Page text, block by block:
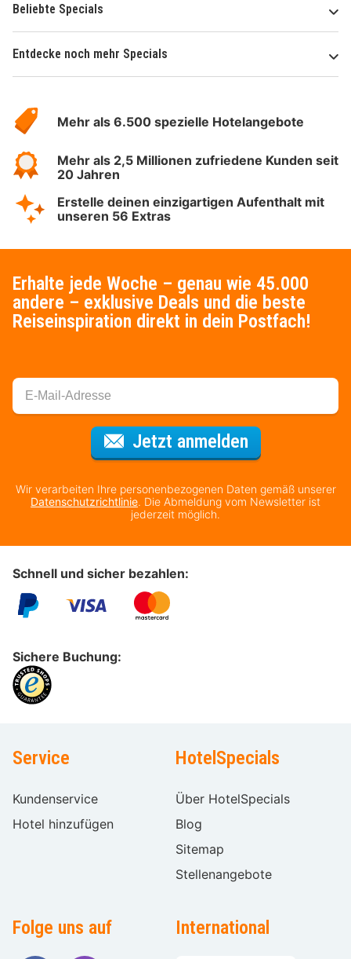
Beliebte Specials
Entdecke noch mehr Specials
Hotelspecials
Mehr als 6.500 spezielle Hotelangebote
Mehr als 2,5 Millionen zufriedene Kunden seit
20 Jahren
Erstelle deinen einzigartigen Aufenthalt mit
unseren 56 Extras
Erhalte jede Woche – genau wie 45.000
andere – exklusive Deals und die beste
Reiseinspiration direkt in dein Postfach!
Jetzt anmeldenFür den
Wir verarbeiten Ihre personenbezogenen Daten gemäß unserer
Datenschutzrichtlinie. Die Abmeldung vom Newsletter ist
jederzeit möglich.
Schnell und sicher bezahlen:
Sichere Buchung:
Service
Kundenservice
Hotel hinzufügen
HotelSpecials
Über HotelSpecials
Blog
Sitemap
Stellenangebote
Folge uns auf International